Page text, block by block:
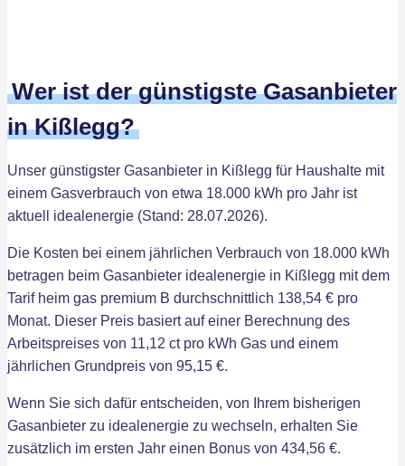
Wer ist der günstigste Gasanbieter
in Kißlegg?
Unser günstigster Gasanbieter in Kißlegg für Haushalte mit
einem Gasverbrauch von etwa 18.000 kWh pro Jahr ist
aktuell idealenergie (Stand: 28.07.2026).
Die Kosten bei einem jährlichen Verbrauch von 18.000 kWh
betragen beim Gasanbieter idealenergie in Kißlegg mit dem
Tarif heim gas premium B durchschnittlich 138,54 € pro
Monat. Dieser Preis basiert auf einer Berechnung des
Arbeitspreises von 11,12 ct pro kWh Gas und einem
jährlichen Grundpreis von 95,15 €.
Wenn Sie sich dafür entscheiden, von Ihrem bisherigen
Gasanbieter zu idealenergie zu wechseln, erhalten Sie
zusätzlich im ersten Jahr einen Bonus von 434,56 €.